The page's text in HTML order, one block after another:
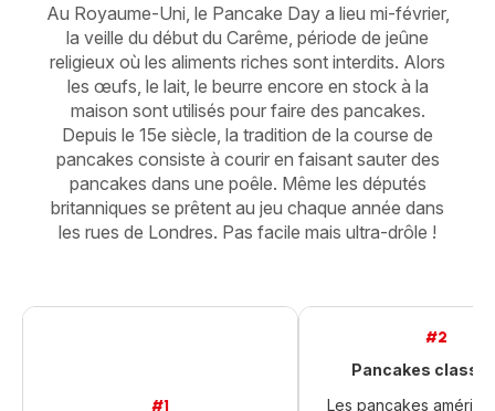
Au Royaume-Uni, le Pancake Day a lieu mi-février,
la veille du début du Carême, période de jeûne
religieux où les aliments riches sont interdits. Alors
les œufs, le lait, le beurre encore en stock à la
maison sont utilisés pour faire des pancakes.
Depuis le 15e siècle, la tradition de la course de
pancakes consiste à courir en faisant sauter des
pancakes dans une poêle. Même les députés
britanniques se prêtent au jeu chaque année dans
les rues de Londres. Pas facile mais ultra-drôle !
#1
#2
Pancakes
Les pancakes